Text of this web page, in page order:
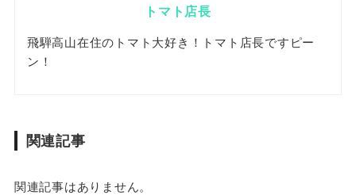
トマト店長
飛騨高山在住のトマト大好き！トマト店長ですピー
ン！
関連記事
関連記事はありません。